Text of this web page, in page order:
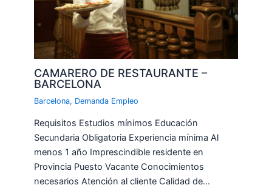
CAMARERO DE RESTAURANTE –
BARCELONA
Barcelona, Demanda Empleo
Requisitos Estudios mínimos Educación
Secundaria Obligatoria Experiencia mínima Al
menos 1 año Imprescindible residente en
Provincia Puesto Vacante Conocimientos
necesarios Atención al cliente Calidad de…